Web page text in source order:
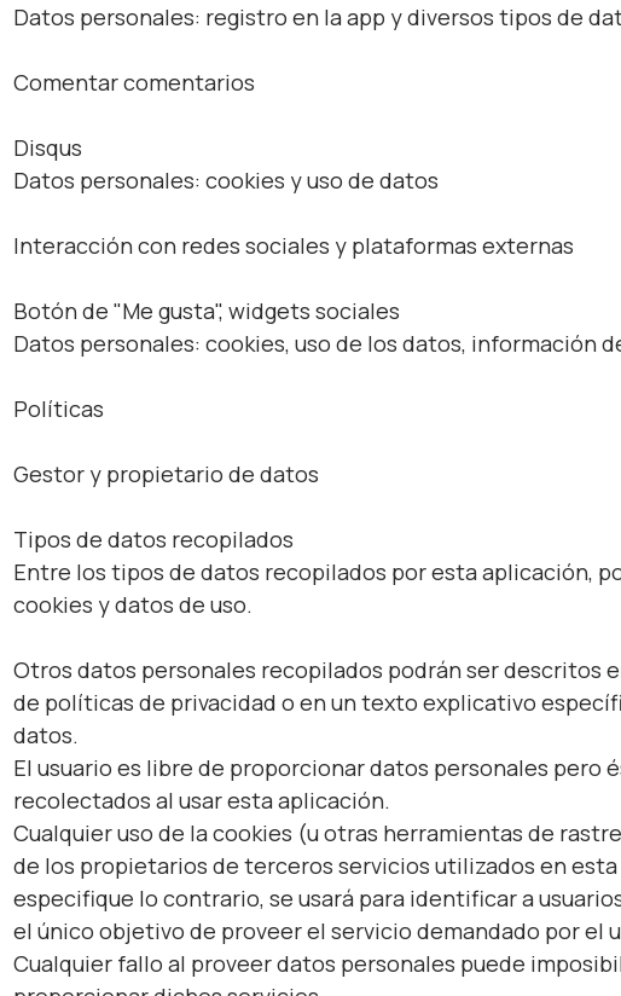
Datos personales: registro en la app y diversos tipos de
Comentar comentarios
Disqus
Datos personales: cookies y uso de datos
Interacción con redes sociales y plataformas externas
Botón de "Me gusta", widgets sociales
Datos personales: cookies, uso de los datos, información
Políticas
Gestor y propietario de datos
Tipos de datos recopilados
Entre los tipos de datos recopilados por esta aplicación,
cookies y datos de uso.
Otros datos personales recopilados podrán ser descritos
de políticas de privacidad o en un texto explicativo
datos.
El usuario es libre de proporcionar datos personales pero
recolectados al usar esta aplicación.
Cualquier uso de la cookies (u otras herramientas de
de los propietarios de terceros servicios utilizados en esta
especifique lo contrario, se usará para identificar a
el único objetivo de proveer el servicio demandado por el
Cualquier fallo al proveer datos personales puede